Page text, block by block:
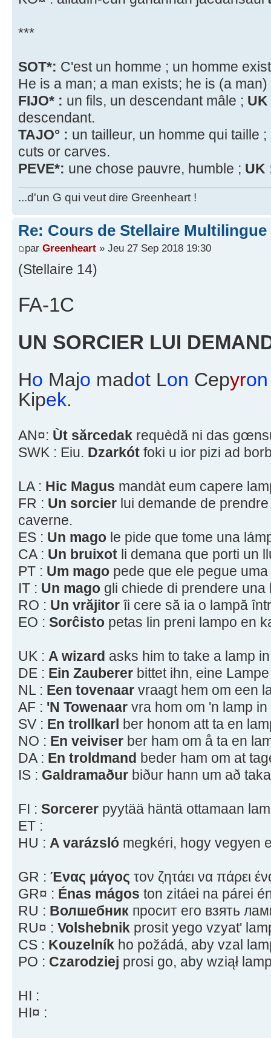
***
SOT*: C'est un homme ; un homme
He is a man; a man exists; he is (a man)
FIJO* : un fils, un descendant mâle ;
descendant.
TAJO° : un tailleur, un homme qui taille ;
cuts or carves.
PEVE*: une chose pauvre, humble ; UK
...d'un G qui veut dire Greenheart !
Re: Cours de Stellaire
par Greenheart » Jeu 27 Sep 2018 19:30
(Stellaire 14)
FA-1C
UN SORCIER LUI
Ho Majo madot Lon Cepyron
Kipek.
AN¤: Ùt sărcedak requèdă ni das
SWK : Eiu. Dzarkót foki u ior pizi ad
LA : Hic Magus mandàt eum capere
FR : Un sorcier lui demande de
caverne.
ES : Un mago le pide que tome una
CA : Un bruixot li demana que porti un
PT : Um mago pede que ele pegue
IT : Un mago gli chiede di prendere
RO : Un vrăjitorîi cere să ia o lampă
EO : Sorĉisto petas lin preni lampo en
UK : A wizard asks him to take a lamp
DE : Ein Zauberer bittet ihn, eine
NL : Een tovenaar vraagt hem om een
AF : 'N Towenaar vra hom om 'n lamp
SV : En trollkarl ber honom att ta en
NO : En veiviser ber ham om å ta en
DA : En troldmand beder ham om at
IS : Galdramaður biður hann um að
FI : Sorcerer pyytää häntä ottamaan
ET :
HU : A varázsló megkéri, hogy vegyen
GR : Ένας μάγος τον ζητάει να πάρει
GR¤ : Énas mágos ton zitáei na párei
RU : Волшебник просит его взять
RU¤ : Volshebnik prosit yego vzyat'
CS : Kouzelník ho požádá, aby vzal
PO : Czarodziej prosi go, aby wziął
HI :
HI¤ :